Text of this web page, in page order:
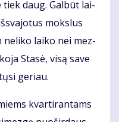
tiek daug. Gal­būt lai­
moks­lus
ne­li­ko lai­ko nei mez­
Sta­sė, vi­są sa­ve
ge­riau.
kvar­ti­ran­tams